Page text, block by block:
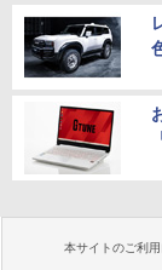
本サイトのご利